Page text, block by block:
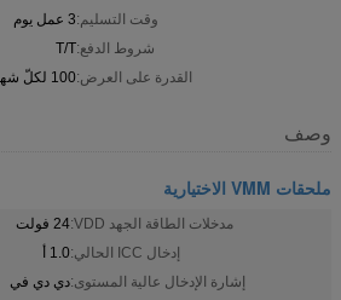
وقت التسليم:3 عمل يوم
شروط الدفع:T/T
القدرة على العرض:100 لكلّ شهر
وصف
ملحقات VMM الاختيارية
مدخلات الطاقة الجهد VDD:
24 فولت
إدخال ICC الحالي:
1.0 أ
إشارة الإدخال عالية المستوى:دي دي في